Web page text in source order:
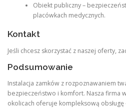
Obiekt publiczny –
placówkach medycznych.
Kontakt
Jeśli chcesz skorzystać z naszej oferty,
Podsumowanie
Instalacja zamków z rozpoznawaniem
bezpieczeństwo i komfort. Nasza firma
okolicach oferuje kompleksową